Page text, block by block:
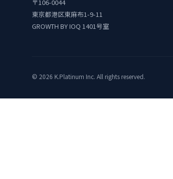
〒106-0044
東京都港区東麻布1-9-11
GROWTH BY IOQ 1401号室
© 2026 K.Platinum Inc. All rights reserved.